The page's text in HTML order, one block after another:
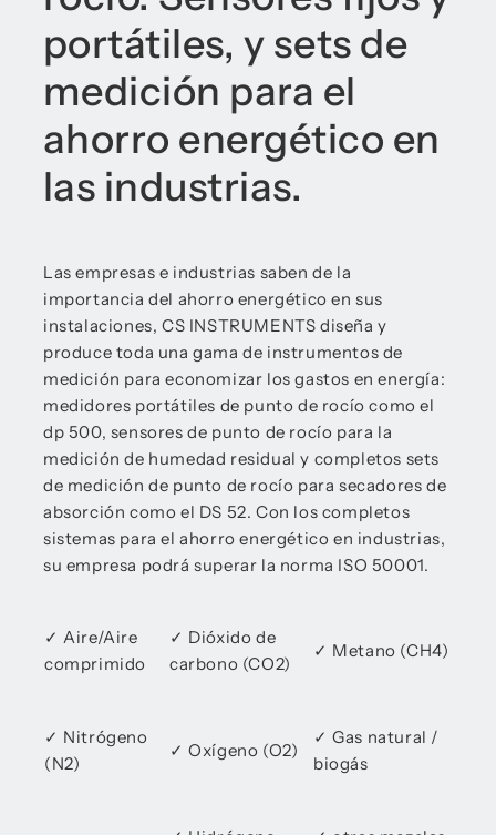
portátiles, y sets de
medición para el
ahorro energético en
las industrias.
Las empresas e industrias saben de la
importancia del ahorro energético en sus
instalaciones, CS INSTRUMENTS diseña y
produce toda una gama de instrumentos de
medición para economizar los gastos en energía:
medidores portátiles de punto de rocío como el
dp 500, sensores de punto de rocío para la
medición de humedad residual y completos sets
de medición de punto de rocío para secadores de
absorción como el DS 52. Con los completos
sistemas para el ahorro energético en industrias,
su empresa podrá superar la norma ISO 50001.
✓ Aire/Aire
comprimido
✓ Dióxido de
carbono (CO2)
✓ Metano (CH4)
✓ Nitrógeno
(N2)
✓ Oxígeno (O2)
✓ Gas natural /
biogás